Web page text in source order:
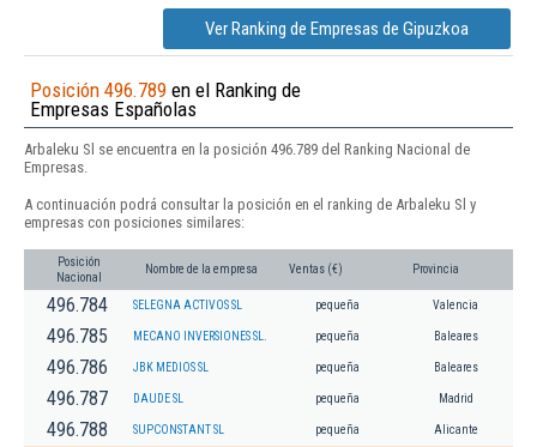
Ver Ranking de Empresas de Gipuzkoa
Posición 496.789 en el Ranking de
Empresas Españolas
Arbaleku Sl se encuentra en la posición 496.789 del Ranking Nacional de
Empresas.
A continuación podrá consultar la posición en el ranking de Arbaleku Sl y
empresas con posiciones similares:
Posición
Nacional
Nombre de la empresa Ventas (€) Provincia
496.784 SELEGNA ACTIVOS SL pequeña Valencia
496.785 MECANO INVERSIONES SL. pequeña Baleares
496.786 JBK MEDIOS SL pequeña Baleares
496.787 DAUDE SL pequeña Madrid
496.788 SUPCONSTANT SL pequeña Alicante